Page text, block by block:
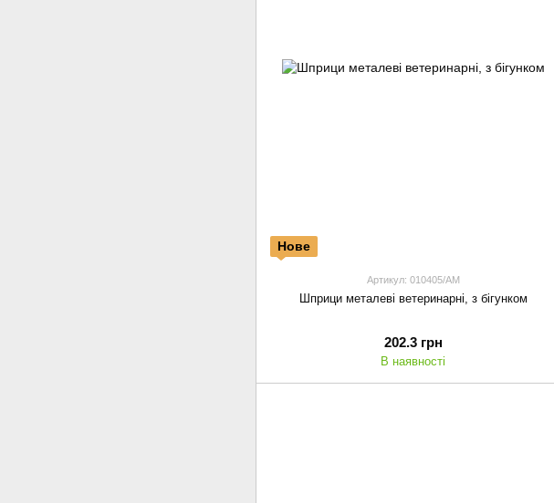
Нове
Артикул: 010405/АМ
Шприци металеві ветеринарні, з бігунком
202.3 грн
В наявності